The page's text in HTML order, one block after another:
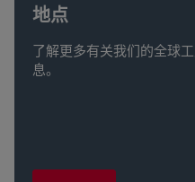
地点
了解更多有关我们的全球
息。